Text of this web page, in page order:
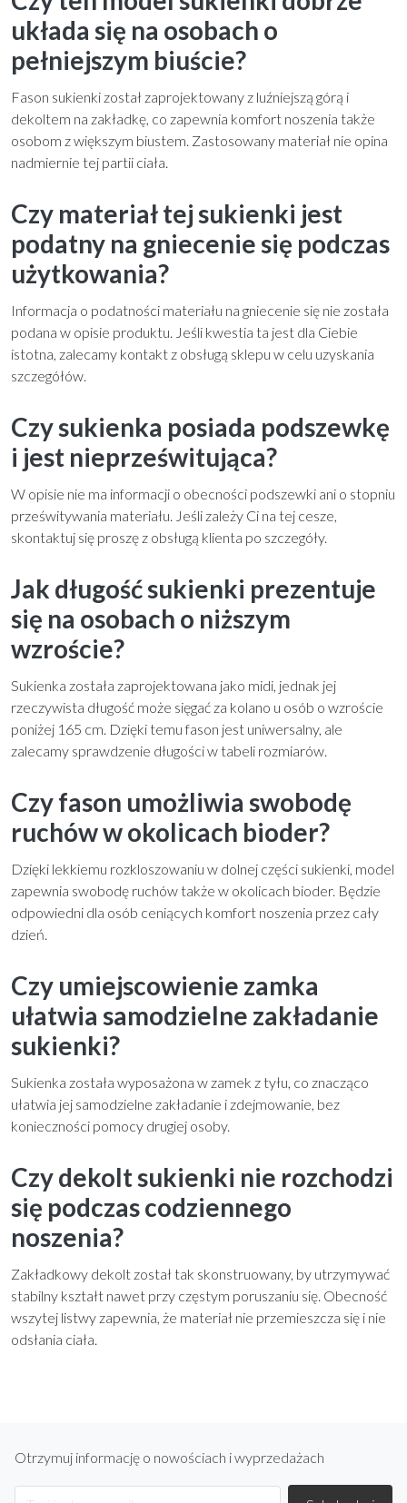
układa się na osobach o
pełniejszym biuście?
Fason sukienki został zaprojektowany z luźniejszą górą i
dekoltem na zakładkę, co zapewnia komfort noszenia także
osobom z większym biustem. Zastosowany materiał nie opina
nadmiernie tej partii ciała.
Czy materiał tej sukienki jest
podatny na gniecenie się podczas
użytkowania?
Informacja o podatności materiału na gniecenie się nie została
podana w opisie produktu. Jeśli kwestia ta jest dla Ciebie
istotna, zalecamy kontakt z obsługą sklepu w celu uzyskania
szczegółów.
Czy sukienka posiada podszewkę
i jest nieprześwitująca?
W opisie nie ma informacji o obecności podszewki ani o stopniu
prześwitywania materiału. Jeśli zależy Ci na tej cesze,
skontaktuj się proszę z obsługą klienta po szczegóły.
Jak długość sukienki prezentuje
się na osobach o niższym
wzroście?
Sukienka została zaprojektowana jako midi, jednak jej
rzeczywista długość może sięgać za kolano u osób o wzroście
poniżej 165 cm. Dzięki temu fason jest uniwersalny, ale
zalecamy sprawdzenie długości w tabeli rozmiarów.
Czy fason umożliwia swobodę
ruchów w okolicach bioder?
Dzięki lekkiemu rozkloszowaniu w dolnej części sukienki, model
zapewnia swobodę ruchów także w okolicach bioder. Będzie
odpowiedni dla osób ceniących komfort noszenia przez cały
dzień.
Czy umiejscowienie zamka
ułatwia samodzielne zakładanie
sukienki?
Sukienka została wyposażona w zamek z tyłu, co znacząco
ułatwia jej samodzielne zakładanie i zdejmowanie, bez
konieczności pomocy drugiej osoby.
Czy dekolt sukienki nie rozchodzi
się podczas codziennego
noszenia?
Zakładkowy dekolt został tak skonstruowany, by utrzymywać
stabilny kształt nawet przy częstym poruszaniu się. Obecność
wszytej listwy zapewnia, że materiał nie przemieszcza się i nie
odsłania ciała.
Otrzymuj informację o nowościach i wyprzedażach